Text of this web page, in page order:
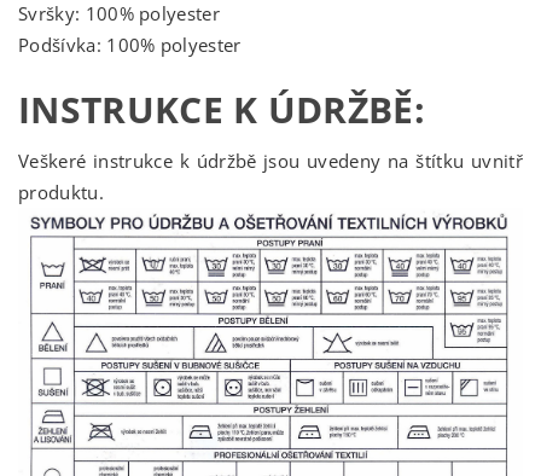
Svršky: 100% polyester
Podšívka: 100% polyester
INSTRUKCE K ÚDRŽBĚ:
Veškeré instrukce k údržbě jsou uvedeny na štítku uvnitř
produktu.